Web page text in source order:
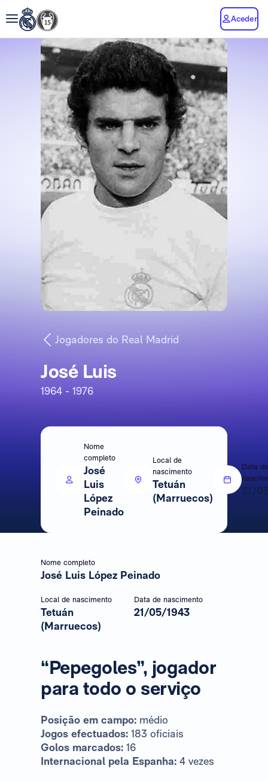
Aceder
Jogadores do Real Madrid
José Luis
1964 - 1976
Nome
completo
José
Luis
López
Peinado
Local de
nascimento
Tetuán
(Marruecos)
Data de
21/
Nome completo
José Luis López Peinado
Local de nascimento
Tetuán
(Marruecos)
Data de nascimento
21/05/1943
“Pepegoles”, jogador
para todo o serviço
Posição em campo: médio
Jogos efectuados: 183 oficiais
Golos marcados: 16
Internacional pela Espanha: 4 vezes